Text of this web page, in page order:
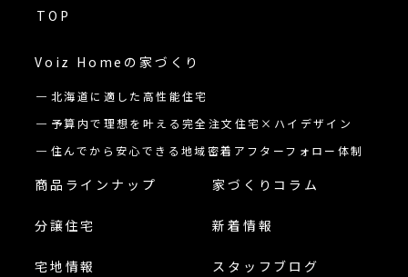
TOP
Voiz Homeの 家づくり
北海道に適した高性能住宅
予算内で理想を叶える完全注文住宅×ハイデザイン
住んでから安心できる地域密着アフターフォロー体制
商品ラインナップ
分譲住宅
宅地情報
家づくりコラム
新着情報
スタッフブログ